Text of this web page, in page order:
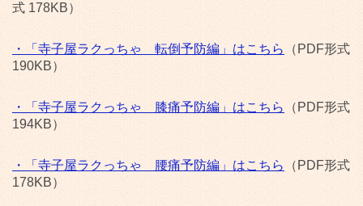
式 178KB）
・「寺子屋ラクっちゃ 転倒予防編」はこちら
（PDF形式
190KB）
・「寺子屋ラクっちゃ 膝痛予防編」はこちら
（PDF形式
194KB）
・「寺子屋ラクっちゃ 腰痛予防編」はこちら
（PDF形式
178KB）